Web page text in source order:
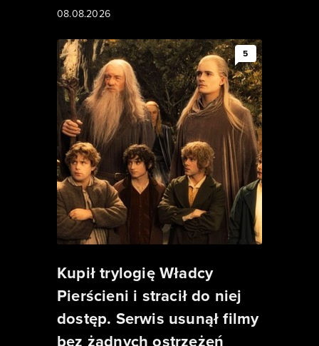
08.08.2026
5
Kupił trylogię Władcy
Pierścieni i stracił do niej
dostęp. Serwis usunął filmy